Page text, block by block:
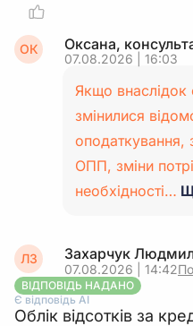
ОК Оксана,
07.08.2026 | 16:03
Якщо внаслідок
змінилися
оподаткування,
ОПП, зміни
необхідності…
ЛЗ Захарчук
07.08.2026 | 14:42
ВІДПОВІДЬ НАДАНО
Є відповідь АІ
Облік відсотків за